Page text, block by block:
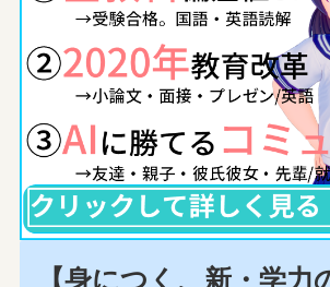
【身につく、新・学力